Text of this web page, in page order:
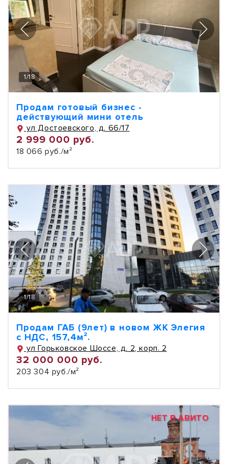
1/18
Продам готовый бизнес -
действующий мини отель
ул Достоевского, д. 66/17
2 999 000 руб.
18 066 руб./м²
1/18
Продам ГАБ (9лет) в новом ЖК Элегия
с НДС, 157,4м².
ул Горьковское Шоссе, д. 2, корп. 2
32 000 000 руб.
203 304 руб./м²
НЕТ В АВИТО